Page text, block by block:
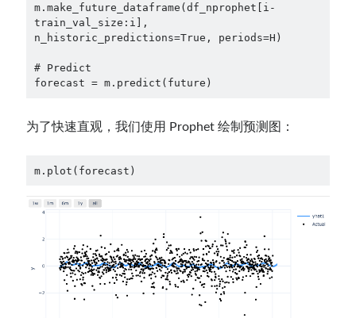
m.make_future_dataframe(df_nprophet[i-
train_val_size:i],
n_historic_predictions=True, periods=H)
# Predict
forecast = m.predict(future)
为了快速直观，我们使用 Prophet 绘制预测图：
m.plot(forecast)